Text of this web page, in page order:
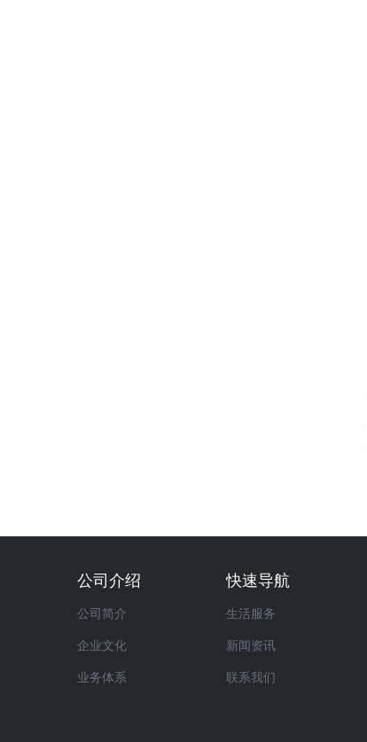
公司介绍
公司简介
企业文化
业务体系
快速导航
生活服务
新闻资讯
联系我们